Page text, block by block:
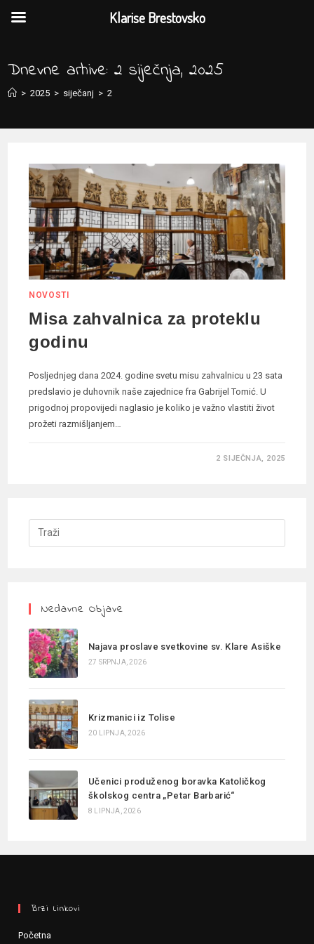
sadržaj
Dnevne arhive: 2 siječnja, 2025
> 2025 > siječanj > 2
NOVOSTI
Misa zahvalnica za proteklu
godinu
Posljednjeg dana 2024. godine svetu misu zahvalnicu u 23 sata
predslavio je duhovnik naše zajednice fra Gabrijel Tomić. U
prigodnoj propovijedi naglasio je koliko je važno vlastiti život
prožeti razmišljanjem…
2 SIJEČNJA, 2025
Nedavne Objave
Najava proslave svetkovine sv. Klare Asiške
27 SRPNJA, 2026
Krizmanici iz Tolise
20 LIPNJA, 2026
Učenici produženog boravka Katoličkog
školskog centra „Petar Barbarić“
8 LIPNJA, 2026
Brzi Linkovi
Početna
Klarise Brestovsko